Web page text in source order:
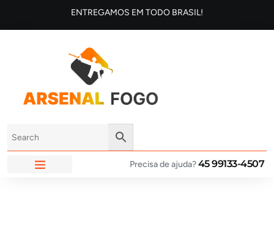
ENTREGAMOS EM TODO BRASIL!
Precisa de ajuda?45 99133-4507